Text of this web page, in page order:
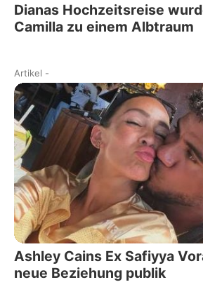
Dianas Hochzeitsreise
Camilla zu einem Albtraum
Artikel -
Ashley Cains Ex Safiyya
neue Beziehung publik